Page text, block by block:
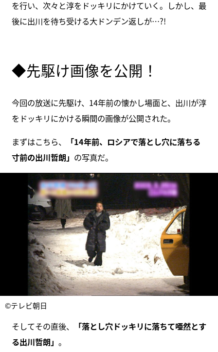
を行い、次々と淳をドッキリにかけていく。しかし、最
後に出川を待ち受ける大ドンデン返しが…?!
◆先駆け画像を公開！
今回の放送に先駆け、14年前の懐かし場面と、出川が淳
をドッキリにかける瞬間の画像が公開された。
まずはこちら、
「14年前、ロシアで落とし穴に落ちる
寸前の出川哲朗」 の写真だ。
©テレビ朝日
そしてその直後、
「落とし穴ドッキリに落ちて唖然とす
る出川哲朗」 。